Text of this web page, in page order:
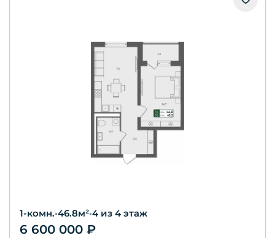
1-комн.•46.8м²•4 из 4 этаж
6 600 000 ₽